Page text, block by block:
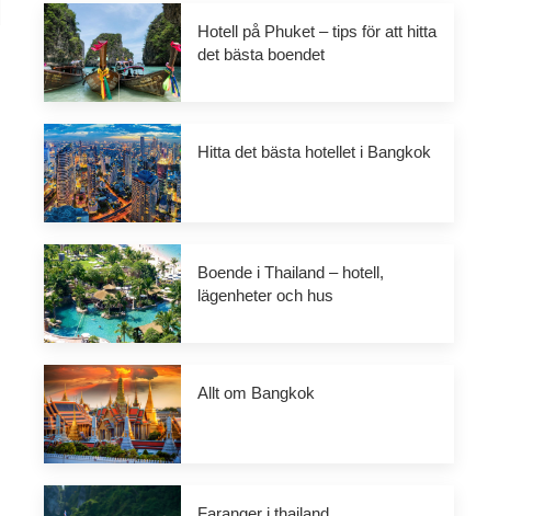
Hotell på Phuket – tips för att hitta
det bästa boendet
Hitta det bästa hotellet i Bangkok
Boende i Thailand – hotell,
lägenheter och hus
Allt om Bangkok